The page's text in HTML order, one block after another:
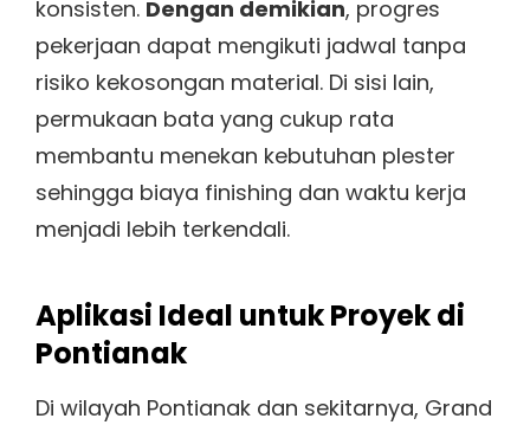
konsisten. Dengan demikian, progres
pekerjaan dapat mengikuti jadwal tanpa
risiko kekosongan material. Di sisi lain,
permukaan bata yang cukup rata
membantu menekan kebutuhan plester
sehingga biaya finishing dan waktu kerja
menjadi lebih terkendali.
Aplikasi Ideal untuk Proyek di
Pontianak
Di wilayah Pontianak dan sekitarnya, Grand